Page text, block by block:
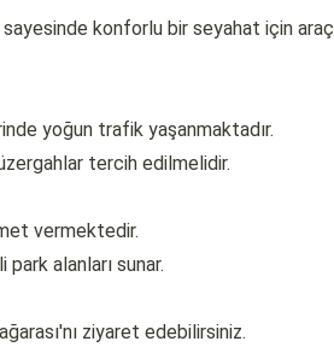
konforlu bir seyahat için araç
yoğun trafik yaşanmaktadır.
tercih edilmelidir.
vermektedir.
alanları sunar.
ziyaret edebilirsiniz.